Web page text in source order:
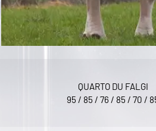
QUARTO DU FALGI
95 / 85 / 76 / 85 / 70 /